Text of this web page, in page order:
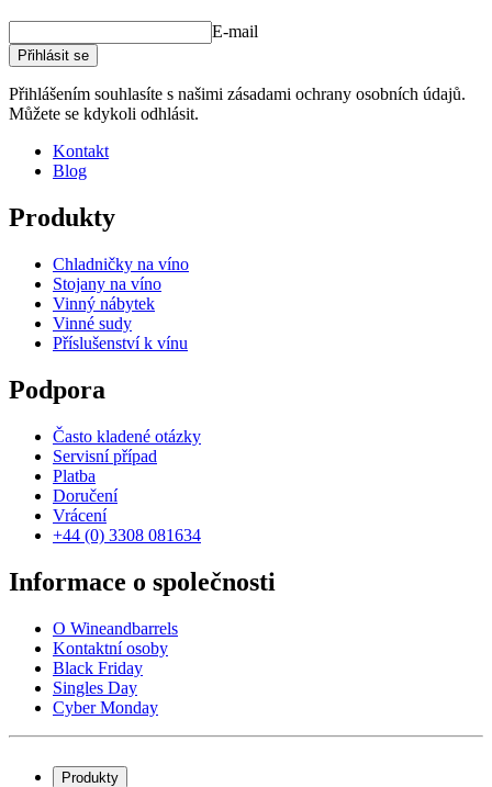
E-mail
Přihlásit se
Přihlášením souhlasíte s našimi zásadami ochrany osobních údajů.
Můžete se kdykoli odhlásit.
Kontakt
Blog
Produkty
Chladničky na víno
Stojany na víno
Vinný nábytek
Vinné sudy
Příslušenství k vínu
Podpora
Často kladené otázky
Servisní případ
Platba
Doručení
Vrácení
+44 (0) 3308 081634
Informace o společnosti
O Wineandbarrels
Kontaktní osoby
Black Friday
Singles Day
Cyber Monday
Produkty